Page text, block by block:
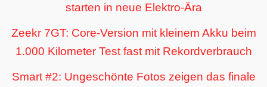
starten in neue Elektro-Ära
Zeekr 7GT: Core-Version mit kleinem Akku beim
1.000 Kilometer Test fast mit Rekordverbrauch
Smart #2: Ungeschönte Fotos zeigen das finale